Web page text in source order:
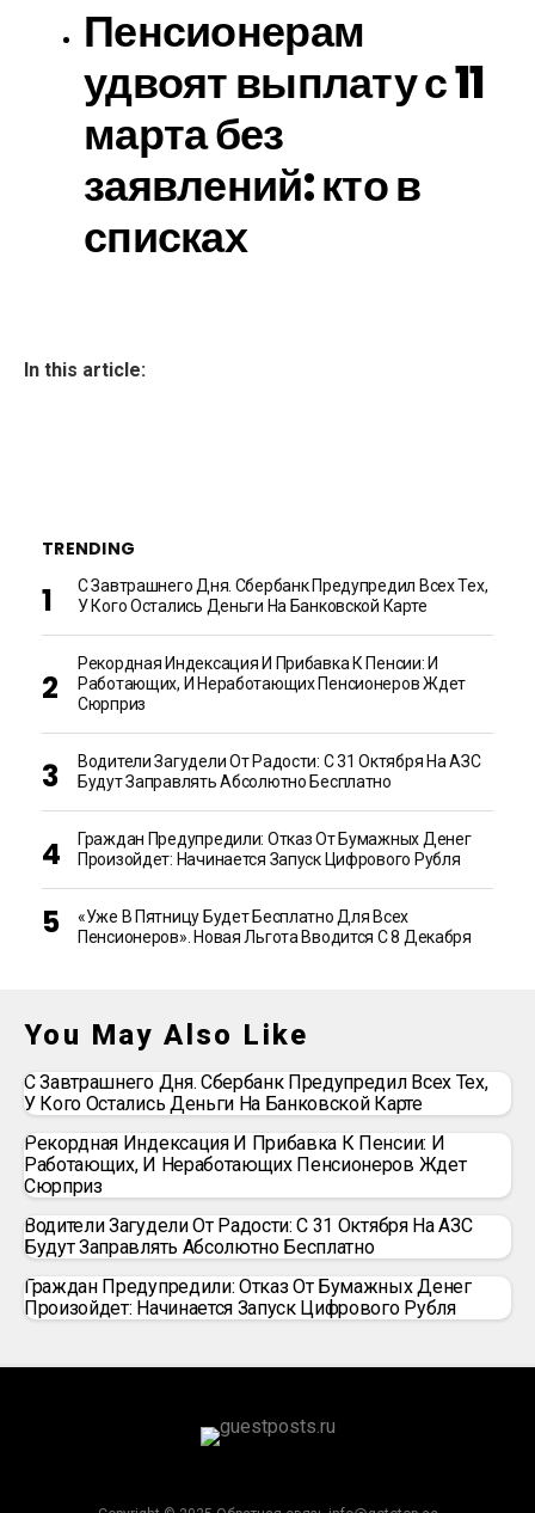
Пенсионерам
удвоят выплату с 11
марта без
заявлений: кто в
списках
In this article:
TRENDING
С Завтрашнего Дня. Сбербанк Предупредил Всех Тех,
У Кого Остались Деньги На Банковской Карте
Рекордная Индексация И Прибавка К Пенсии: И
Работающих, И Неработающих Пенсионеров Ждет
Сюрприз
Водители Загудели От Радости: С 31 Октября На АЗС
Будут Заправлять Абсолютно Бесплатно
Граждан Предупредили: Отказ От Бумажных Денег
Произойдет: Начинается Запуск Цифрового Рубля
«Уже В Пятницу Будет Бесплатно Для Всех
Пенсионеров». Новая Льгота Вводится С 8 Декабря
You May Also Like
С Завтрашнего Дня. Сбербанк Предупредил Всех Тех,
У Кого Остались Деньги На Банковской Карте
Рекордная Индексация И Прибавка К Пенсии: И
Работающих, И Неработающих Пенсионеров Ждет
Сюрприз
Водители Загудели От Радости: С 31 Октября На АЗС
Будут Заправлять Абсолютно Бесплатно
Граждан Предупредили: Отказ От Бумажных Денег
Произойдет: Начинается Запуск Цифрового Рубля